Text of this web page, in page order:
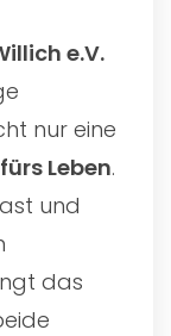
e.V.
nur eine
Leben.
und
das